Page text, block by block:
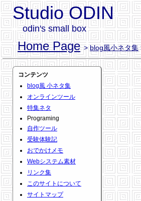
Studio ODIN
odin's small box
Home Page >blog風小ネタ集
コンテンツ
blog風 小ネタ集
オンラインツール
特集ネタ
Programing
自作ツール
受験体験記
おでかけメモ
Webシステム素材
リンク集
このサイトについて
サイトマップ